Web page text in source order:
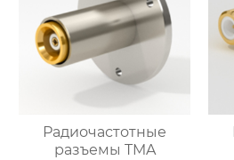
Радиочастотные
разъемы TMA